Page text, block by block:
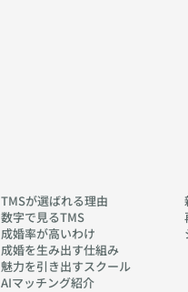
TMSが選ばれる理由
数字で見るTMS
成婚率が高いわけ
成婚を生み出す仕組み
魅力を引き出すスクール
AIマッチング紹介